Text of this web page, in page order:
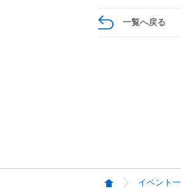
一覧へ戻る
イベント